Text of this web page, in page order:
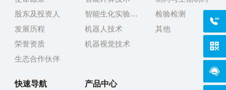
股东及投资人
发展历程
荣誉资质
生态合作伙伴
智能生化实验技术
机器人技术
机器视觉技术
检验检测
其他
快速导航
产品中心
在